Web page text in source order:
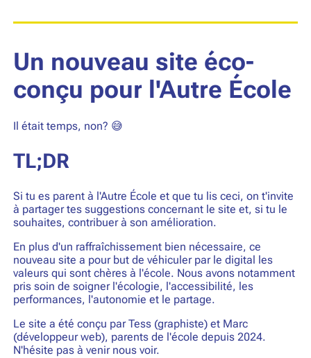
Un nouveau site éco-
conçu pour l'Autre École
Il était temps, non? 😅
TL;DR
Si tu es parent à l'Autre École et que tu lis ceci, on t'invite
à partager tes suggestions concernant le site et, si tu le
souhaites, contribuer à son amélioration.
En plus d'un raffraîchissement bien nécessaire, ce
nouveau site a pour but de véhiculer par le digital les
valeurs qui sont chères à l'école. Nous avons notamment
pris soin de soigner l'écologie, l'accessibilité, les
performances, l'autonomie et le partage.
Le site a été conçu par Tess (graphiste) et Marc
(développeur web), parents de l'école depuis 2024.
N'hésite pas à venir nous voir.